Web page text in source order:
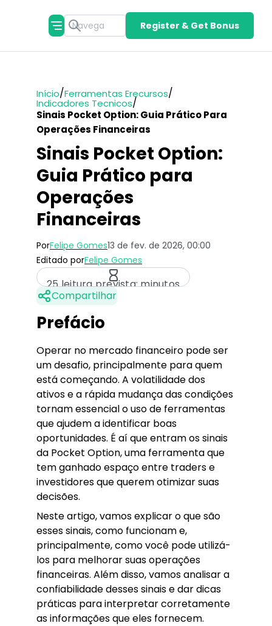
Register & Get Bonus
Início/Ferramentas Erecursos/
Indicadores Tecnicos/
Sinais Pocket Option: Guia Prático Para
Operações Financeiras
Sinais Pocket Option:
Guia Prático para
Operações
Financeiras
PorFelipe Gomes13 de fev. de 2026, 00:00
Editado porFelipe Gomes
25 leitura prevista: minutos
Compartilhar
Prefácio
Operar no mercado financeiro pode ser
um desafio, principalmente para quem
está começando. A volatilidade dos
ativos e a rápida mudança das condições
tornam essencial o uso de ferramentas
que ajudem a identificar boas
oportunidades. É aí que entram os sinais
da Pocket Option, uma ferramenta que
tem ganhado espaço entre traders e
investidores que querem otimizar suas
decisões.
Neste artigo, vamos explicar o que são
esses sinais, como funcionam e,
principalmente, como você pode utilizá-
los para melhorar suas operações
financeiras. Além disso, vamos analisar a
confiabilidade desses sinais e dar dicas
práticas para interpretar corretamente
as informações que eles fornecem.